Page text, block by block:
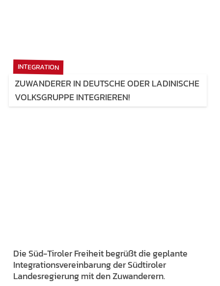
INTEGRATION
ZUWANDERER IN DEUTSCHE ODER LADINISCHE
VOLKSGRUPPE INTEGRIEREN!
Die Süd-Tiroler Freiheit begrüßt die geplante
Integrationsvereinbarung der Südtiroler
Landesregierung mit den Zuwanderern.